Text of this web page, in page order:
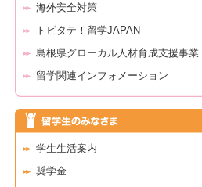
海外安全対策
トビタテ！留学JAPAN
島根県グローカル人材育成支援事業
留学関連インフォメーション
学生生活案内
奨学金